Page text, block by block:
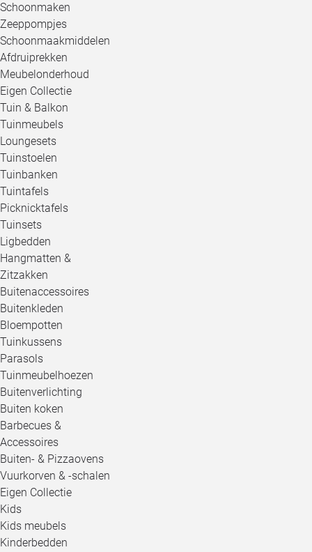
Schoonmaken
Zeeppompjes
Schoonmaakmiddelen
Afdruiprekken
Meubelonderhoud
Eigen Collectie
Tuin & Balkon
Tuinmeubels
Loungesets
Tuinstoelen
Tuinbanken
Tuintafels
Picknicktafels
Tuinsets
Ligbedden
Hangmatten &
Zitzakken
Buitenaccessoires
Buitenkleden
Bloempotten
Tuinkussens
Parasols
Tuinmeubelhoezen
Buitenverlichting
Buiten koken
Barbecues &
Accessoires
Buiten- & Pizzaovens
Vuurkorven & -schalen
Eigen Collectie
Kids
Kids meubels
Kinderbedden